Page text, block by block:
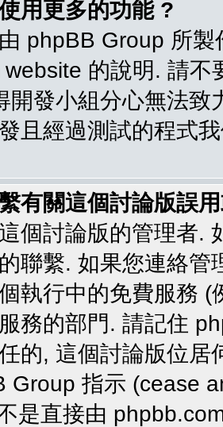
用更多的功能 ?
phpBB Group 所
的說明. 請
開發小組分心無法
且經過測試的程式
有關這個討論版誤
個討論版的管理者.
聯繫. 如果您連絡
執行中的免費服務
務的部門. 請記住
的, 這個討論版位
Group 指示 (cease
是直接由